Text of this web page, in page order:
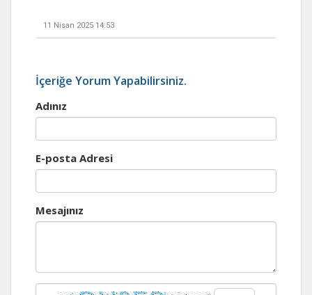
11 Nisan 2025 14:53
İçeriğe Yorum Yapabilirsiniz.
Adınız
E-posta Adresi
Mesajınız